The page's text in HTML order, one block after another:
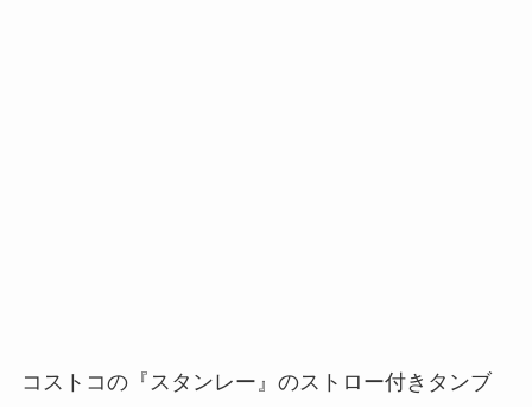
コストコの『スタンレー』のストロー付きタンブ